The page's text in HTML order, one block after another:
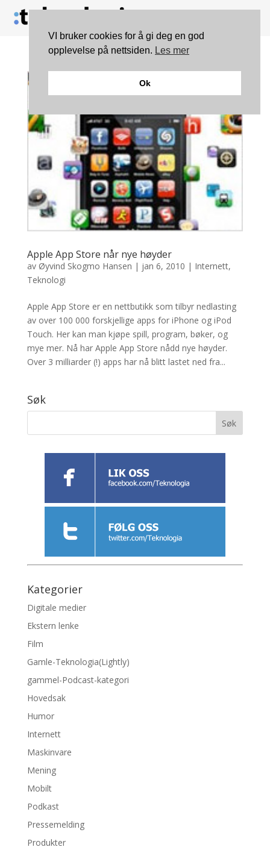
Apple App Store når nye høyder
av Øyvind Skogmo Hansen | jan 6, 2010 | Internett,
Teknologi
Apple App Store er en nettbutikk som tilbyr nedlasting
av over 100 000 forskjellige apps for iPhone og iPod
Touch. Her kan man kjøpe spill, program, bøker, og
mye mer. Nå har Apple App Store nådd nye høyder.
Over 3 milliarder (!) apps har nå blitt lastet ned fra...
Søk
Kategorier
Digitale medier
Ekstern lenke
Film
Gamle-Teknologia(Lightly)
gammel-Podcast-kategori
Hovedsak
Humor
Internett
Maskinvare
Mening
Mobilt
Podkast
Pressemelding
Produkter
VI bruker cookies for å gi deg en god
opplevelse på nettsiden. Les mer
Ok